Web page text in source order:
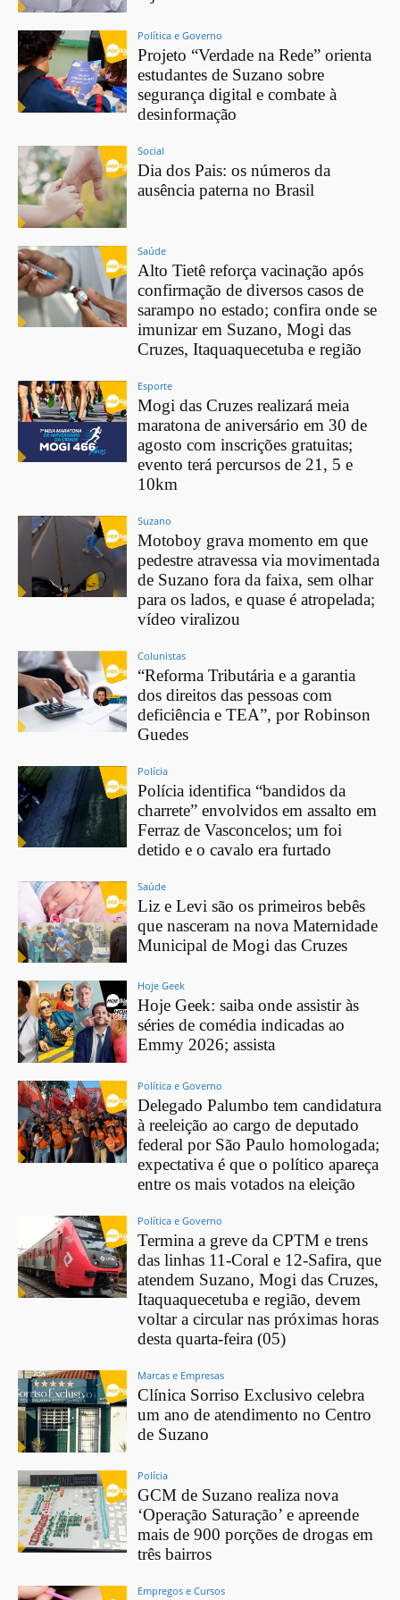
Política e Governo
Projeto “Verdade na Rede” orienta
estudantes de Suzano sobre
segurança digital e combate à
desinformação
Social
Dia dos Pais: os números da
ausência paterna no Brasil
Saúde
Alto Tietê reforça vacinação após
confirmação de diversos casos de
sarampo no estado; confira onde se
imunizar em Suzano, Mogi das
Cruzes, Itaquaquecetuba e região
Esporte
Mogi das Cruzes realizará meia
maratona de aniversário em 30 de
agosto com inscrições gratuitas;
evento terá percursos de 21, 5 e
10km
Suzano
Motoboy grava momento em que
pedestre atravessa via movimentada
de Suzano fora da faixa, sem olhar
para os lados, e quase é atropelada;
vídeo viralizou
Colunistas
“Reforma Tributária e a garantia
dos direitos das pessoas com
deficiência e TEA”, por Robinson
Guedes
Polícia
Polícia identifica “bandidos da
charrete” envolvidos em assalto em
Ferraz de Vasconcelos; um foi
detido e o cavalo era furtado
Saúde
Liz e Levi são os primeiros bebês
que nasceram na nova Maternidade
Municipal de Mogi das Cruzes
Hoje Geek
Hoje Geek: saiba onde assistir às
séries de comédia indicadas ao
Emmy 2026; assista
Política e Governo
Delegado Palumbo tem candidatura
à reeleição ao cargo de deputado
federal por São Paulo homologada;
expectativa é que o político apareça
entre os mais votados na eleição
Política e Governo
Termina a greve da CPTM e trens
das linhas 11-Coral e 12-Safira, que
atendem Suzano, Mogi das Cruzes,
Itaquaquecetuba e região, devem
voltar a circular nas próximas horas
desta quarta-feira (05)
Marcas e Empresas
Clínica Sorriso Exclusivo celebra
um ano de atendimento no Centro
de Suzano
Polícia
GCM de Suzano realiza nova
‘Operação Saturação’ e apreende
mais de 900 porções de drogas em
três bairros
Empregos e Cursos